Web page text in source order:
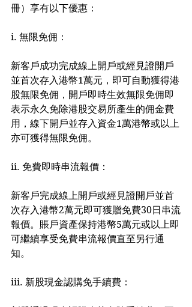
冊）享有以下優惠：
i. 無限免佣：
新客戶成功完成線上開戶或經見證開戶
並首次存入港幣1萬元，即可自動獲得港
股無限免佣，開戶即時生效無限免佣即
表示永久免除港股交易所產生的佣金費
用，線下開戶並存入資金1萬港幣或以上
亦可獲得無限免佣。
ii. 免費即時串流報價：
新客戶完成線上開戶或經見證開戶並首
次存入港幣2萬元即可獲贈免費30日串流
報價。賬戶資產保持港幣5萬元或以上即
可繼續享受免費串流報價直至另行通
知。
iii. 新股現金認購免手續費：